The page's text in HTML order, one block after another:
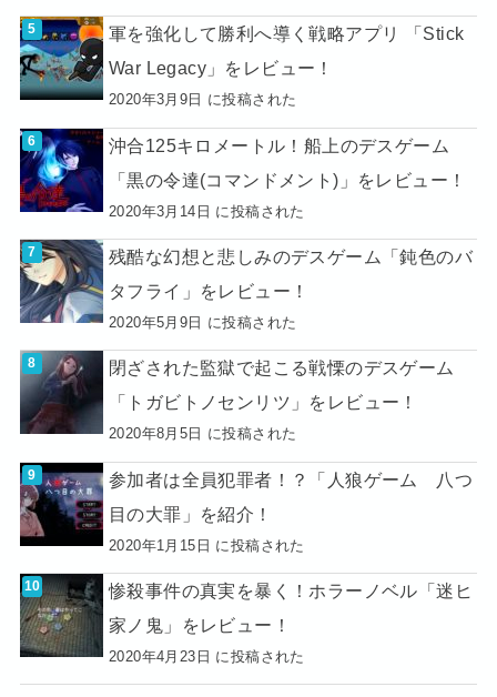
軍を強化して勝利へ導く戦略アプリ 「Stick
War Legacy」をレビュー！
2020年3月9日 に投稿された
沖合125キロメートル！船上のデスゲーム
「黒の令達(コマンドメント)」をレビュー！
2020年3月14日 に投稿された
残酷な幻想と悲しみのデスゲーム「鈍色のバ
タフライ」をレビュー！
2020年5月9日 に投稿された
閉ざされた監獄で起こる戦慄のデスゲーム
「トガビトノセンリツ」をレビュー！
2020年8月5日 に投稿された
参加者は全員犯罪者！？「人狼ゲーム 八つ
目の大罪」を紹介！
2020年1月15日 に投稿された
惨殺事件の真実を暴く！ホラーノベル「迷ヒ
家ノ鬼」をレビュー！
2020年4月23日 に投稿された